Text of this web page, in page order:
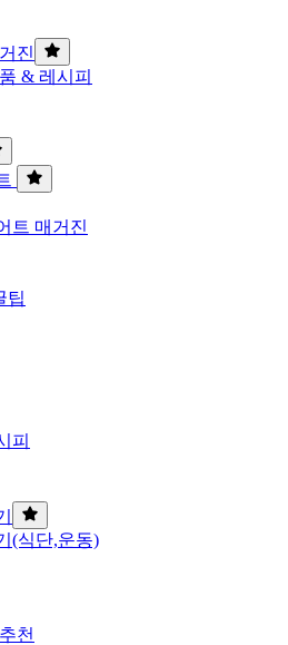
진
& 레시피
트 매거진
팁
피
(식단,운동)
천